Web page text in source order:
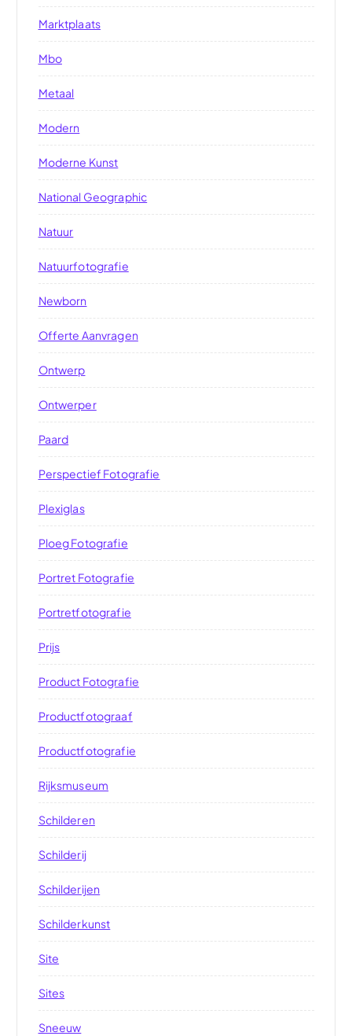
Marktplaats
Mbo
Metaal
Modern
Moderne Kunst
National Geographic
Natuur
Natuurfotografie
Newborn
Offerte Aanvragen
Ontwerp
Ontwerper
Paard
Perspectief Fotografie
Plexiglas
Ploeg Fotografie
Portret Fotografie
Portretfotografie
Prijs
Product Fotografie
Productfotograaf
Productfotografie
Rijksmuseum
Schilderen
Schilderij
Schilderijen
Schilderkunst
Site
Sites
Sneeuw